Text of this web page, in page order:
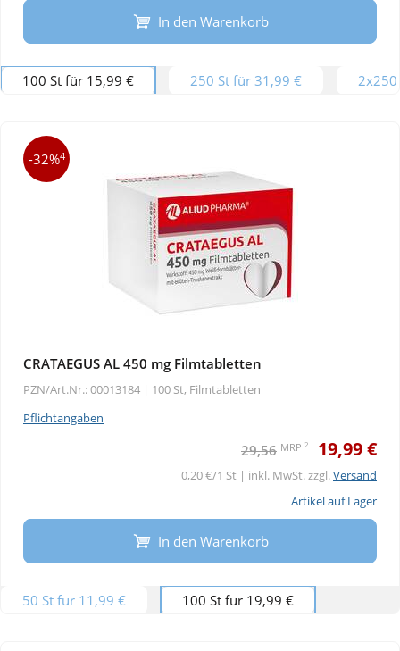
In den Warenkorb
100 St für 15,99 € 250 St für 31,99 €
-32%4
CRATAEGUS AL 450 mg Filmtabletten
PZN/Art.Nr.: 00013184 | 100 St, Filmtabletten
Pflichtangaben
29,56 MRP 2 19,99 €
0,20 €/1 St | inkl. MwSt. zzgl.Versand
Artikel auf Lager
In den Warenkorb
50 St für 11,99 € 100 St für 19,99 €